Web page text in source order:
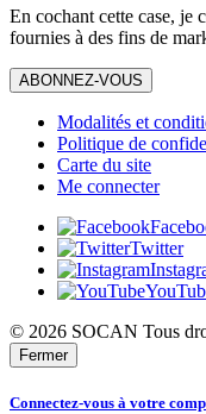
En cochant cette case, je
fournies à des fins de
ABONNEZ-VOUS
Modalités et
Politique de
Carte du site
Me connecter
Twitter
© 2026 SOCAN Tous
Fermer
Connectez-vous à votre